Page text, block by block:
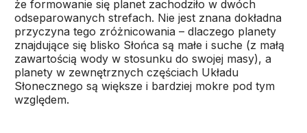
że formowanie się planet zachodziło w dwóch
odseparowanych strefach. Nie jest znana dokładna
przyczyna tego zróżnicowania – dlaczego planety
znajdujące się blisko Słońca są małe i suche (z małą
zawartością wody w stosunku do swojej masy), a
planety w zewnętrznych częściach Układu
Słonecznego są większe i bardziej mokre pod tym
względem.